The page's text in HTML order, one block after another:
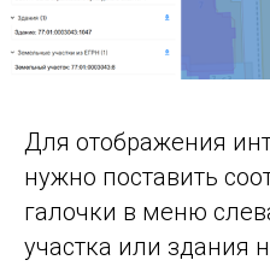
Для отображения
нужно поставить
галочки в меню
участка или здания